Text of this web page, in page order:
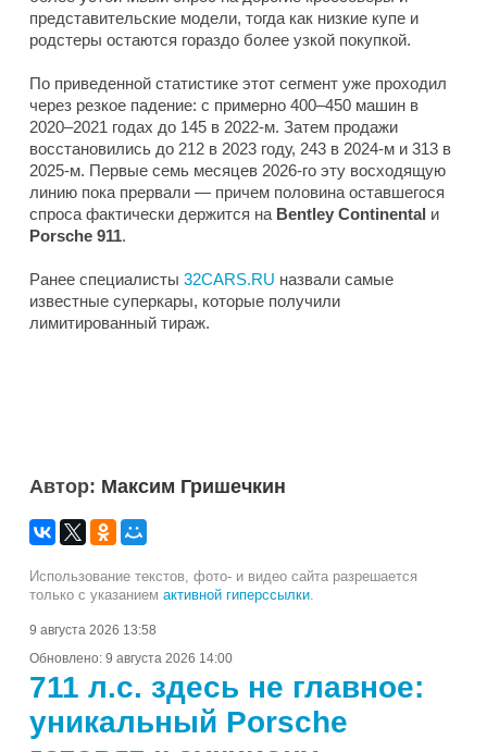
представительские модели, тогда как низкие купе и
родстеры остаются гораздо более узкой покупкой.
По приведенной статистике этот сегмент уже проходил
через резкое падение: с примерно 400–450 машин в
2020–2021 годах до 145 в 2022-м. Затем продажи
восстановились до 212 в 2023 году, 243 в 2024-м и 313 в
2025-м. Первые семь месяцев 2026-го эту восходящую
линию пока прервали — причем половина оставшегося
спроса фактически держится на Bentley Continental и
Porsche 911.
Ранее специалисты 32CARS.RU назвали самые
известные суперкары, которые получили
лимитированный тираж.
Автор: Максим Гришечкин
Использование текстов, фото- и видео сайта разрешается
только с указанием активной гиперссылки
9 августа 2026 13:58
Обновлено: 9 августа 2026 14:00
711 л.с. здесь не главное:
уникальный Porsche